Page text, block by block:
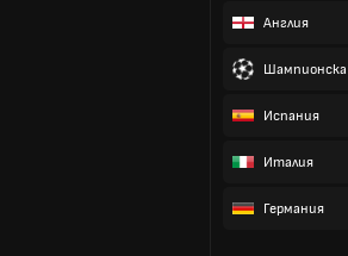
Англия
Шампионска
Испания
Италия
Германия